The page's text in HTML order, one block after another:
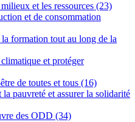
et les ressources (23)
et de consommation
la formation tout au long de la
et protéger
de toutes et tous (16)
pauvreté et assurer la solidarité
des ODD (34)